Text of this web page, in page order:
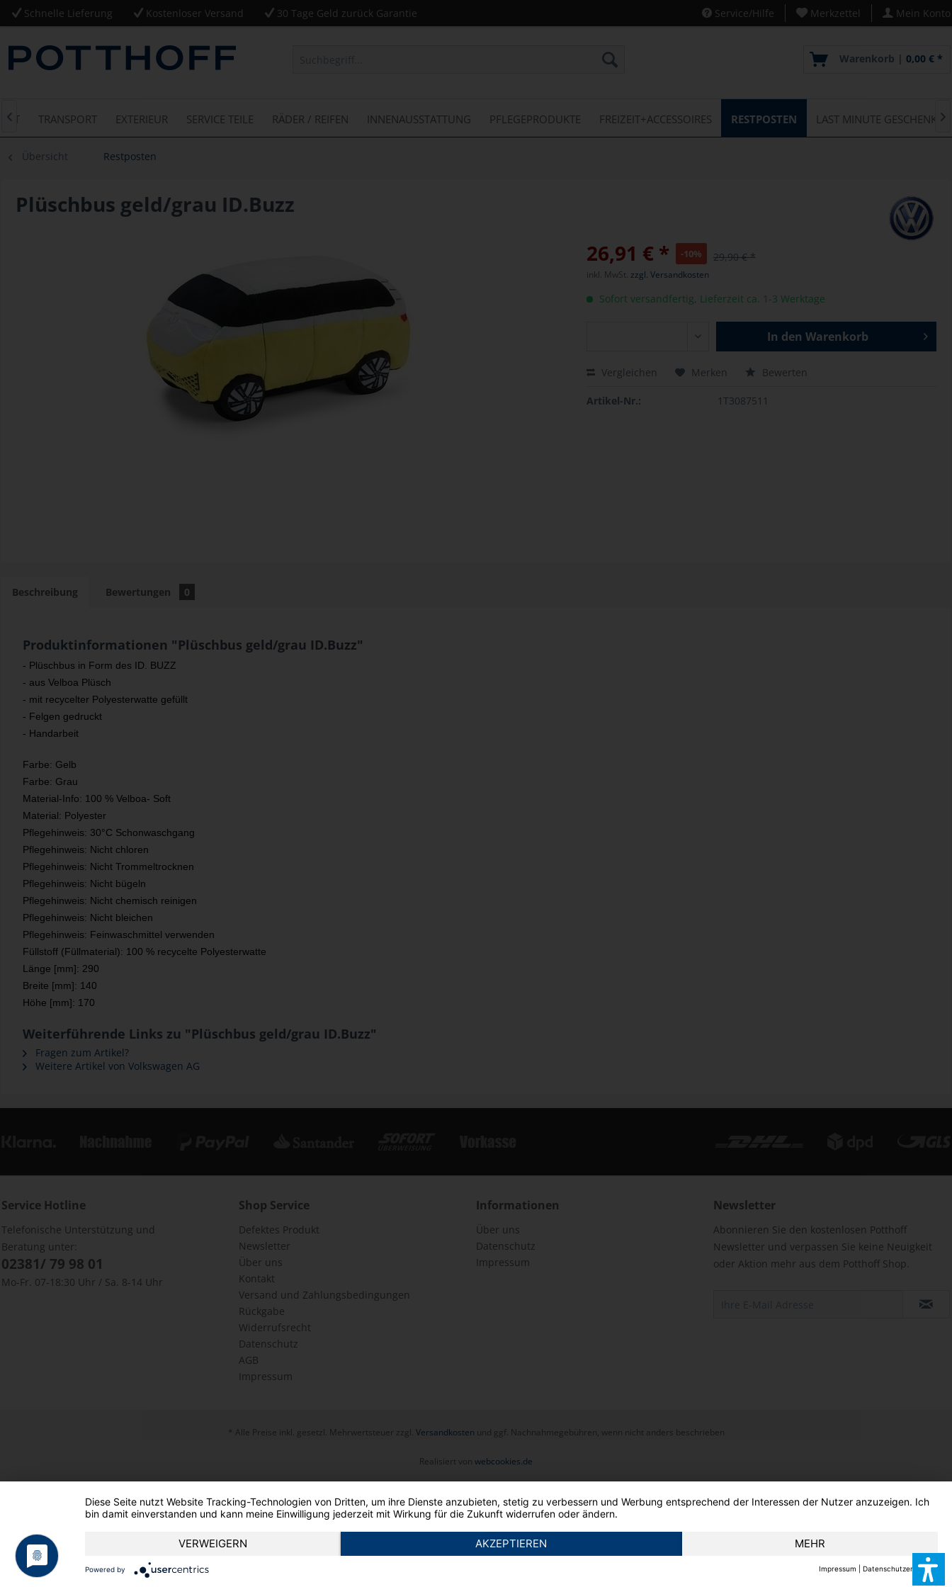
Schnelle Lieferung Kostenloser Versand 30 Tage Geld zurück Garantie Service/Hilfe Merkzettel Mein Konto
Warenkorb | 0,00 € *
TRANSPORT EXTERIEUR SERVICE TEILE RÄDER / REIFEN INNENAUSSTATTUNG PFLEGEPRODUKTE FREIZEIT+ACCESSOIRES RESTPOSTEN LAST MINUTE GESCHENKE
 
Übersicht Restposten
Plüschbus geld/grau ID.Buzz
26,91 € *
-10% 29,90 € *
inkl. MwSt. zzgl. Versandkosten
Sofort versandfertig, Lieferzeit ca. 1-3 Werktage
In den Warenkorb
Vergleichen Merken Bewerten
Artikel-Nr.: 1T3087511
Beschreibung Bewertungen 0
Produktinformationen "Plüschbus geld/grau ID.Buzz"
- Plüschbus in Form des ID. BUZZ
- aus Velboa Plüsch
- mit recycelter Polyesterwatte gefüllt
- Felgen gedruckt
- Handarbeit
Farbe: Gelb
Farbe: Grau
Material-Info: 100 % Velboa- Soft
Material: Polyester
Pflegehinweis: 30°C Schonwaschgang
Pflegehinweis: Nicht chloren
Pflegehinweis: Nicht Trommeltrocknen
Pflegehinweis: Nicht bügeln
Pflegehinweis: Nicht chemisch reinigen
Pflegehinweis: Nicht bleichen
Pflegehinweis: Feinwaschmittel verwenden
Füllstoff (Füllmaterial): 100 % recycelte Polyesterwatte
Länge [mm]: 290
Breite [mm]: 140
Höhe [mm]: 170
Weiterführende Links zu "Plüschbus geld/grau ID.Buzz"
Fragen zum Artikel?
Weitere Artikel von Volkswagen AG
Service Hotline
Telefonische Unterstützung und
Beratung unter:
02381/ 79 98 01
Mo-Fr. 07-18:30 Uhr / Sa. 8-14 Uhr
Shop Service
Defektes Produkt
Newsletter
Über uns
Kontakt
Versand und Zahlungsbedingungen
Rückgabe
Widerrufsrecht
Datenschutz
AGB
Impressum
Informationen
Über uns
Datenschutz
Impressum
Newsletter
Abonnieren Sie den kostenlosen Potthoff
Newsletter und verpassen Sie keine Neuigkeit
oder Aktion mehr aus dem Potthoff Shop.
* Alle Preise inkl. gesetzl. Mehrwertsteuer zzgl. Versandkosten und ggf. Nachnahmegebühren, wenn nicht anders beschrieben
Realisiert von webcookies.de
Diese Seite nutzt Website Tracking-Technologien von Dritten, um ihre Dienste anzubieten, stetig zu verbessern und Werbung entsprechend der Interessen der Nutzer anzuzeigen. Ich
bin damit einverstanden und kann meine Einwilligung jederzeit mit Wirkung für die Zukunft widerrufen oder ändern.
VERWEIGERN AKZEPTIEREN MEHR
Powered by Impressum Datenschutzerklärung